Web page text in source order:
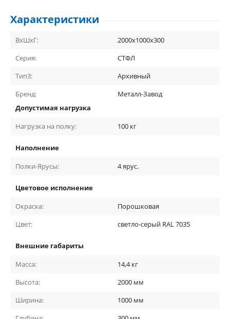
Характеристики
ВхШхГ:
2000х1000х300
Серия:
СТФЛ
Тип3:
Архивный
Бренд:
Металл-Завод
Допустимая нагрузка
Нагрузка на полку:
100 кг
Наполнение
Полки-Ярусы:
4ярус.
Цветовое исполнение
Окраска:
Порошковая
Цвет:
светло-серый RAL 7035
Внешние габариты
Масса:
14,4 кг
Высота:
2000 мм
Ширина:
1000 мм